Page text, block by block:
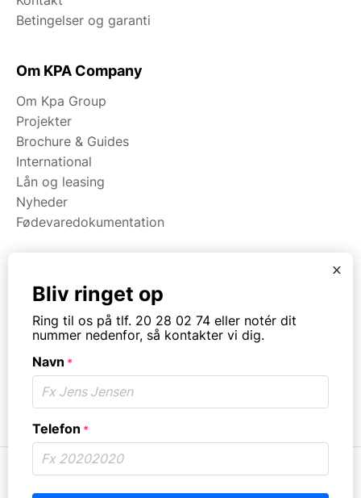
Betingelser og garanti
Om KPA Company
Om Kpa Group
Projekter
Brochure & Guides
International
Lån og leasing
Nyheder
Fødevaredokumentation
Maskiner
Koge/varme/stege
Bageri
Opvask
Opbevaring
Virksomhedstype
x
Bliv ringet op
Ring til os på tlf. 20 28 02 74 eller notér dit
nummer nedenfor, så kontakter vi dig.
Navn *
Telefon *